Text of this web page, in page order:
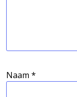
Naam *